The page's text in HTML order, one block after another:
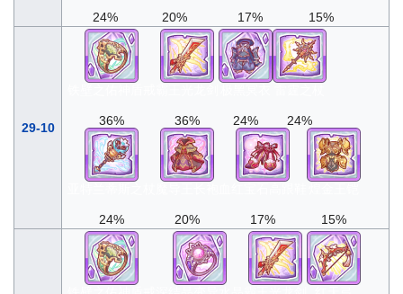
24% 20% 17% 15%
29-10 36% 36% 24% 24%
24% 20% 17% 15%